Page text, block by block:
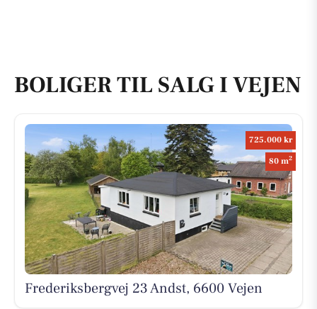
BOLIGER TIL SALG I VEJEN
725.000 kr
80 m2
Frederiksbergvej 23 Andst, 6600 Vejen